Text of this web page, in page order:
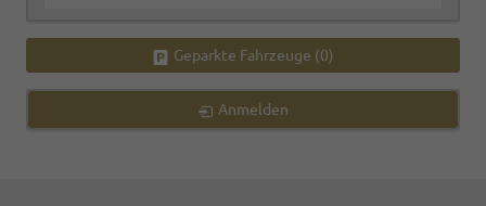
Geparkte Fahrzeuge (0)
Anmelden